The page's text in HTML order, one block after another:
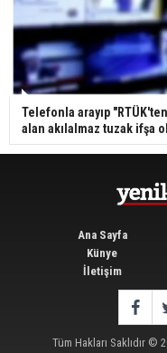
Telefonla arayıp
alan akılalmaz tuzak ifşa
Ana Sayfa
Künye
İletişim
Tüm Hakları Saklıdır ©